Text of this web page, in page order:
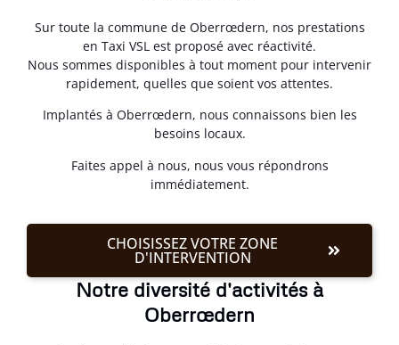
Sur toute la commune de Oberrœdern, nos prestations
en Taxi VSL est proposé avec réactivité.
Nous sommes disponibles à tout moment pour intervenir
rapidement, quelles que soient vos attentes.
Implantés à Oberrœdern, nous connaissons bien les
besoins locaux.
Faites appel à nous, nous vous répondrons
immédiatement.
CHOISISSEZ VOTRE ZONE
D'INTERVENTION
Notre diversité d'activités à
Oberrœdern